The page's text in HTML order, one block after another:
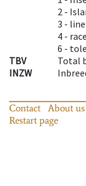
2 -
3 -
4 -
6 -
TBV
Total
INZW
Contact About us
Restart page